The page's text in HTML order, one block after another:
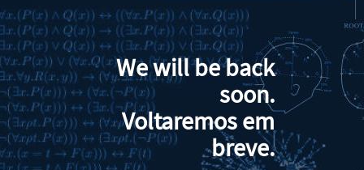
We will be back
soon.
Voltaremos em
breve.